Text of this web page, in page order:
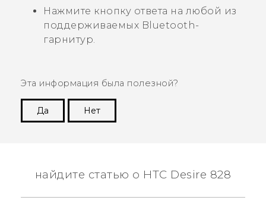
Нажмите кнопку ответа на любой из
поддерживаемых Bluetooth-
гарнитур.
Эта информация была полезной?
Да
Нет
найдите статью о HTC Desire 828